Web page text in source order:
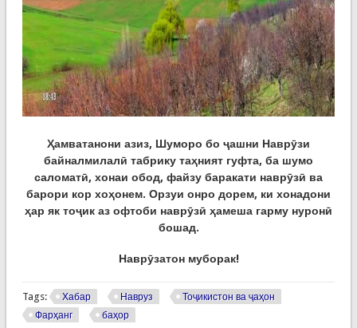
Ҳамватанони азиз, Шуморо бо ҷашни Наврӯзи
байналмилалӣ табрику таҳният гуфта, ба шумо
саломатӣ, хонаи обод, файзу баракати наврӯзӣ ва
барори кор хоҳонем. Орзуи онро дорем, ки хонадони
ҳар як тоҷик аз офтоби наврӯзӣ ҳамеша гарму нуронӣ
бошад.
Наврӯзатон муборак!
Tags: Хабар Навруз
Тоҷикистон ва ҷаҳон
Фарҳанг
баҳор